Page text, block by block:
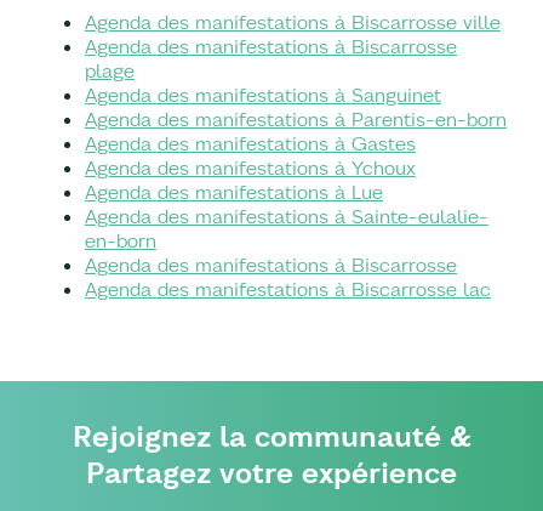
Agenda des manifestations à Biscarrosse ville
Agenda des manifestations à Biscarrosse
plage
Agenda des manifestations à Sanguinet
Agenda des manifestations à Parentis-en-born
Agenda des manifestations à Gastes
Agenda des manifestations à Ychoux
Agenda des manifestations à Lue
Agenda des manifestations à Sainte-eulalie-
en-born
Agenda des manifestations à Biscarrosse
Agenda des manifestations à Biscarrosse lac
Rejoignez la communauté &
Partagez votre expérience